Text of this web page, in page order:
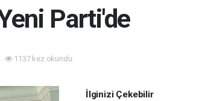
Parti'de
1137 kez okundu.
İlginizi Çekebilir